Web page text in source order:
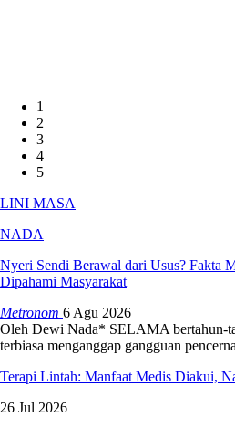
1
2
3
4
5
LINI MASA
NADA
Nyeri Sendi Berawal dari Usus? Fakta
Dipahami Masyarakat
Metronom 6 Agu 2026
Oleh Dewi Nada* SELAMA bertahun-
terbiasa menganggap gangguan
Terapi Lintah: Manfaat Medis Diakui,
26 Jul 2026